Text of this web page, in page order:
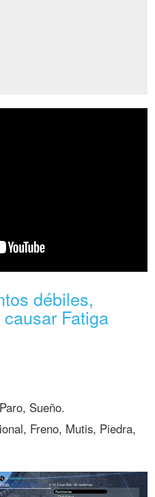
débiles,
Fatiga
Paro, Sueño.
Freno, Mutis, Piedra,